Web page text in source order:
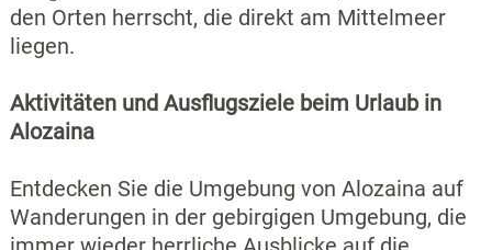
den Orten herrscht, die direkt am Mittelmeer
liegen.
Aktivitäten und Ausflugsziele beim Urlaub in
Alozaina
Entdecken Sie die Umgebung von Alozaina auf
Wanderungen in der gebirgigen Umgebung, die